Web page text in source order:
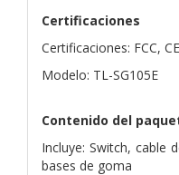
Certificaciones
Certificaciones: FCC,
Modelo: TL-SG105E
Contenido del
Incluye: Switch, cable
bases de goma